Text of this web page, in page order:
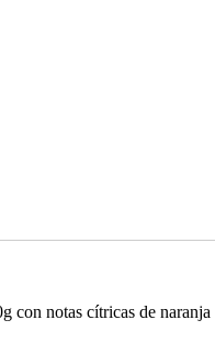
con notas cítricas de